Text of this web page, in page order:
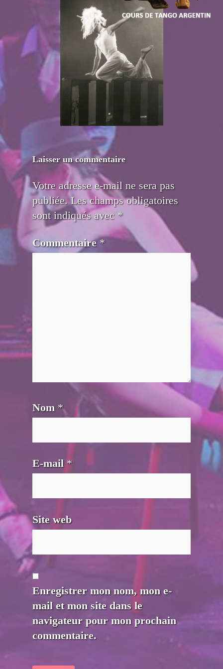
Laisser un commentaire
Votre adresse e-mail ne sera pas
publiée. Les champs obligatoires
sont indiqués avec *
Commentaire *
Nom *
E-mail*
Site web
Enregistrer mon nom, mon e-
mail et mon site dans le
navigateur pour mon prochain
commentaire.